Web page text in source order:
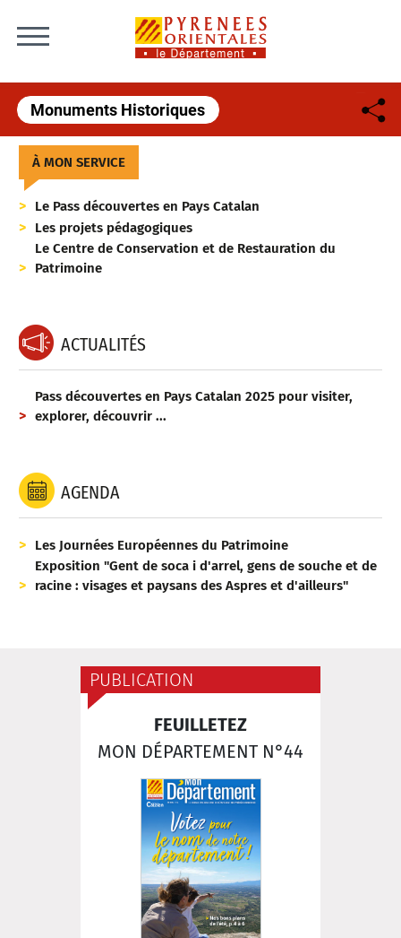
Monuments Historiques
À MON SERVICE
Le Pass découvertes en Pays Catalan
Les projets pédagogiques
Le Centre de Conservation et de Restauration du
Patrimoine
ACTUALITÉS
Pass découvertes en Pays Catalan 2025 pour visiter,
explorer, découvrir ...
AGENDA
Les Journées Européennes du Patrimoine
Exposition "Gent de soca i d'arrel, gens de souche et de
racine : visages et paysans des Aspres et d'ailleurs"
PUBLICATION
FEUILLETEZ
MON DÉPARTEMENT N°44